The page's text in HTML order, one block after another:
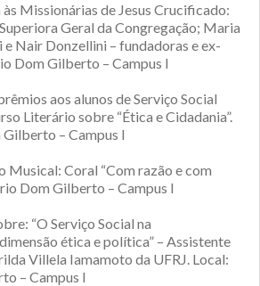
Missionárias de Jesus Crucificado:
Geral da Congregação; Maria
Nair Donzellini – fundadoras e ex-
Dom Gilberto – Campus I
aos alunos de Serviço Social
Literário sobre “Ética e Cidadania”.
– Campus I
Musical: Coral “Com razão e com
Dom Gilberto – Campus I
“O Serviço Social na
ética e política” – Assistente
Villela Iamamoto da UFRJ. Local:
– Campus I